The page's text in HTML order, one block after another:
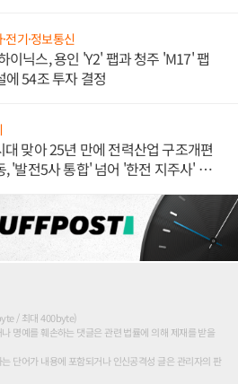
전기·정보통신
이닉스, 용인 'Y2' 팹과 청주 'M17' 팹
에 54조 투자 결정
대 맞아 25년 만에 전력산업 구조개편
, '발전5사 통합' 넘어 '한전 지주사' 재편
/ 최대 400byte)
명예를 훼손하는 댓글은 관련 법률에 의해 제재를 받을
단어가 내용에 포함되거나 인신공격성 글은 관리자의 판